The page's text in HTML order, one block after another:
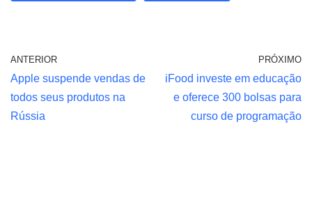
ANTERIOR
Apple suspende vendas de
todos seus produtos na
Rússia
PRÓXIMO
iFood investe em educação
e oferece 300 bolsas para
curso de programação